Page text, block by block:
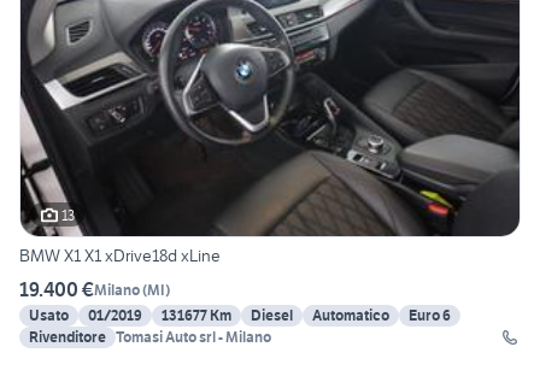
13
BMW X1 X1 xDrive18d xLine
19.400 €Milano(MI)
Usato
01/2019 131677 Km Diesel Automatico
Euro 6
Rivenditore Tomasi Auto srl - Milano